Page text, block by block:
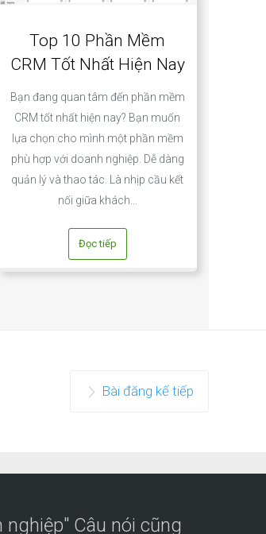
Top 10 Phần Mềm
CRM Tốt Nhất Hiện Nay
Bạn đang quan tâm đến phần mềm
CRM tốt nhất hiện nay? Bạn muốn
lựa chọn cho mình một phần mềm
phù hợp với doanh nghiệp. Dễ dàng
quản lý và thao tác. Là nhịp cầu kết
nối giữa khách…
Đọc tiếp
Bài đăng kế tiếp
Câu nói cũng